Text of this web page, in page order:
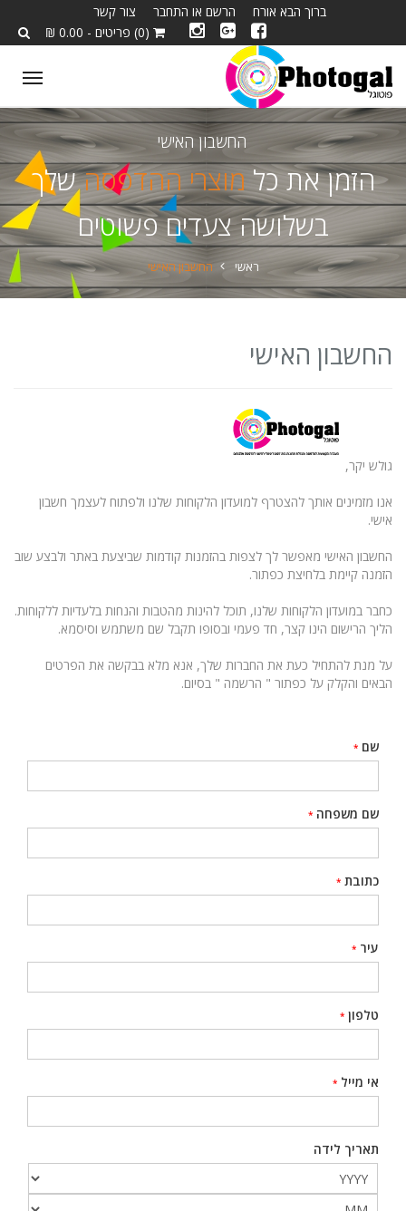
ברוך הבא אורח הרשם או התחבר
צור קשר
(0) פריטים - 0.00 ₪
החשבון האישי
הזמן את כלמוצרי ההדפסהשלך
בשלושה צעדים פשוטים
ראשי החשבון האישי
החשבון האישי
גולש יקר,
אנו מזמינים אותך להצטרף למועדון הלקוחות שלנו ולפתוח לעצמך חשבון
אישי.
החשבון האישי מאפשר לך לצפות בהזמנות קודמות שביצעת באתר ולבצע שוב
הזמנה קיימת בלחיצת כפתור.
כחבר במועדון הלקוחות שלנו, תוכל להינות מהטבות והנחות בלעדיות ללקוחות.
הליך הרישום הינו קצר, חד פעמי ובסופו תקבל שם משתמש וסיסמא.
על מנת להתחיל כעת את החברות שלך, אנא מלא בבקשה את הפרטים
הבאים והקלק על כפתור " הרשמה " בסיום.
שם *
שם משפחה *
כתובת *
עיר *
טלפון *
אי מייל *
תאריך לידה